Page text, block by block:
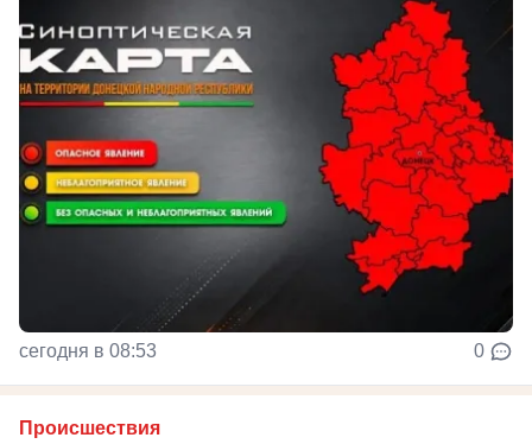
сегодня в 08:53 0
Происшествия